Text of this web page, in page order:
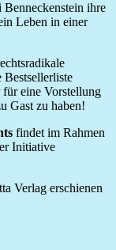
ihre
Leben in einer
Bestsellerliste
eine Vorstellung
Gast zu haben!
findet im Rahmen
Initiative
Verlag erschienen